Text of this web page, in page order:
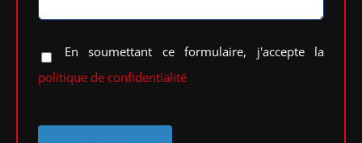
En soumettant ce formulaire, j'accepte la
politique de confidentialité